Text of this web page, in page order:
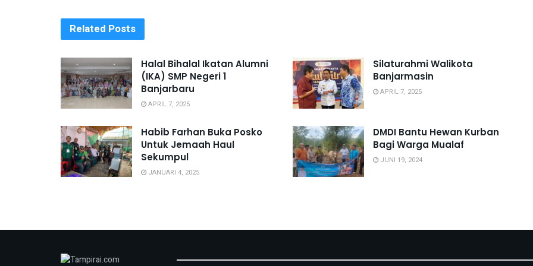
Related Posts
Halal Bihalal Ikatan Alumni
(IKA) SMP Negeri 1
Banjarbaru
APRIL 7, 2025
Silaturahmi Walikota
Banjarmasin
APRIL 7, 2025
Habib Farhan Buka Posko
Untuk Jemaah Haul
Sekumpul
JANUARI 4, 2025
DMDI Bantu Hewan Kurban
Bagi Warga Mualaf
JUNI 19, 2024